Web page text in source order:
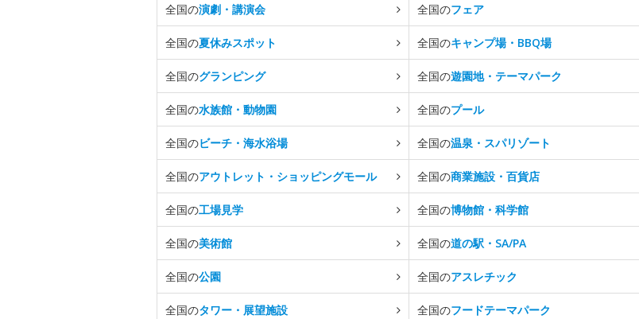
全国の演劇・講演会 全国のフェア
全国の夏休みスポット 全国のキャンプ場・BBQ場
全国のグランピング 全国の遊園地・テーマパーク
全国の水族館・動物園 全国のプール
全国のビーチ・海水浴場 全国の温泉・スパリゾート
全国のアウトレット・ショッピングモール 全国の商業施設・百貨店
全国の工場見学 全国の博物館・科学館
全国の美術館 全国の道の駅・SA/PA
全国の公園 全国のアスレチック
全国のタワー・展望施設 全国のフードテーマパーク